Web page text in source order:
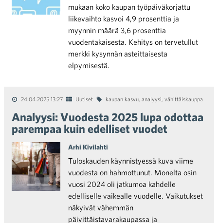
mukaan koko kaupan työpäiväkorjattu
liikevaihto kasvoi 4,9 prosenttia ja
myynnin määrä 3,6 prosenttia
vuodentakaisesta. Kehitys on tervetullut
merkki kysynnän asteittaisesta
elpymisestä.
24.04.2025 13:27 Uutiset kaupan kasvu, analyysi, vähittäiskauppa
Analyysi: Vuodesta 2025 lupa odottaa
parempaa kuin edelliset vuodet
Arhi Kivilahti
Tuloskauden käynnistyessä kuva viime
vuodesta on hahmottunut. Monelta osin
vuosi 2024 oli jatkumoa kahdelle
edelliselle vaikealle vuodelle. Vaikutukset
näkyivät vähemmän
päivittäistavarakaupassa ja